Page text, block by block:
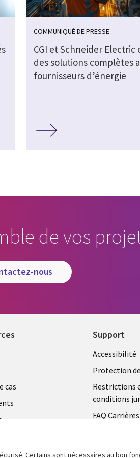
COMMUNIQUÉ DE PRESSE
CGI et Schneider Electric
des solutions complètes
fournisseurs d’énergie
de vos
nous
cas
Support
Legal
Accessibilité
Protection
Restrictions
conditions
FAQ Carrières
Certains sont nécessaires au bon